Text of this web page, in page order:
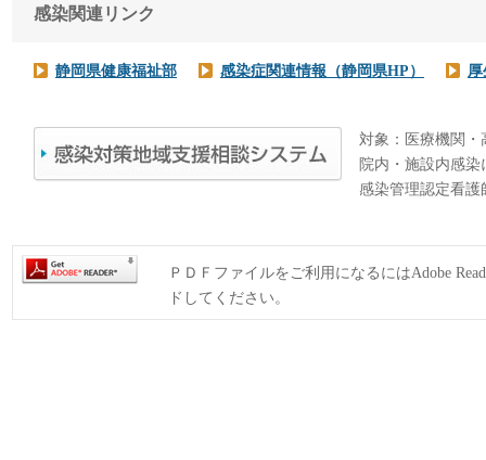
感染関連リンク
静岡県健康福祉部 感染症関連情報（静岡県HP）
対象：医療機関・
院内・施設内感
感染管理認定看
ＰＤＦファイルをご利用になるにはAdobe
ドしてください。